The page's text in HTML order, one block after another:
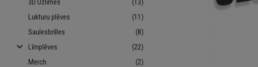
3D Uzlīmes
(13)
Lukturu plēves
(11)
Saulesbrilles
(8)
keyboard_arrow_down Līmplēves
(22)
Merch
(2)